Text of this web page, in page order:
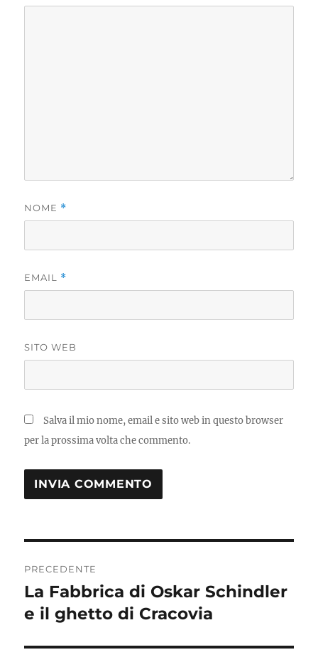
NOME *
EMAIL *
SITO WEB
Salva il mio nome, email e sito web in questo browser
per la prossima volta che commento.
articoli
PRECEDENTE
Articolo
precedente:
La Fabbrica di Oskar Schindler
e il ghetto di Cracovia